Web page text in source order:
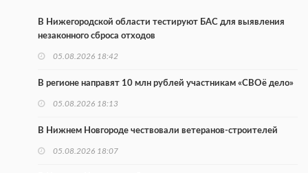
В Нижегородской области тестируют БАС для выявления
незаконного сброса отходов
05.08.2026 18:42
В регионе направят 10 млн рублей участникам «СВОё дело»
05.08.2026 18:13
В Нижнем Новгороде чествовали ветеранов-строителей
05.08.2026 18:07